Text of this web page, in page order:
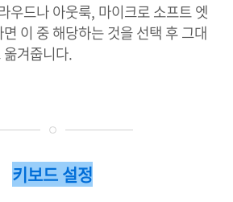
우드나 아웃룩, 마이크로 소프트 엣
이 중 해당하는 것을 선택 후 그대
겨줍니다.
키보드 설정